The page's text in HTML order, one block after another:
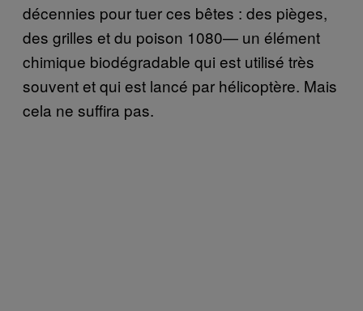
décennies pour tuer ces bêtes : des pièges,
des grilles et du poison 1080— un élément
chimique biodégradable qui est utilisé très
souvent et qui est lancé par hélicoptère. Mais
cela ne suffira pas.